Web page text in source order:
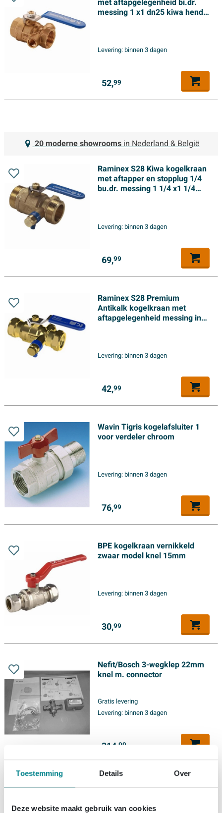
Toestemming Details Over
Deze website maakt gebruik van cookies
met aftapgelegenheid bi.dr.
messing 1 x1 dn25 kiwa hendel
Levering:binnen 3 dagen
52,99
Raminex S28 Kiwa kogelkraan
met aftapper en stopplug 1/4
bu.dr. messing 1 1/4 x1 1/4
Levering:binnen 3 dagen
69,99
Raminex S28 Premium
Antikalk kogelkraan met
aftapgelegenheid messing incl.
Levering:binnen 3 dagen
42,99
Wavin Tigris kogelafsluiter 1
voor verdeler chroom
Levering:binnen 3 dagen
76,99
BPE kogelkraan vernikkeld
zwaar model knel 15mm
Levering:binnen 3 dagen
30,99
Nefit/Bosch 3-wegklep 22mm
knel m. connector
Gratis levering
Levering:binnen 3 dagen
314, 99
20 moderne showroomsin Nederland & België